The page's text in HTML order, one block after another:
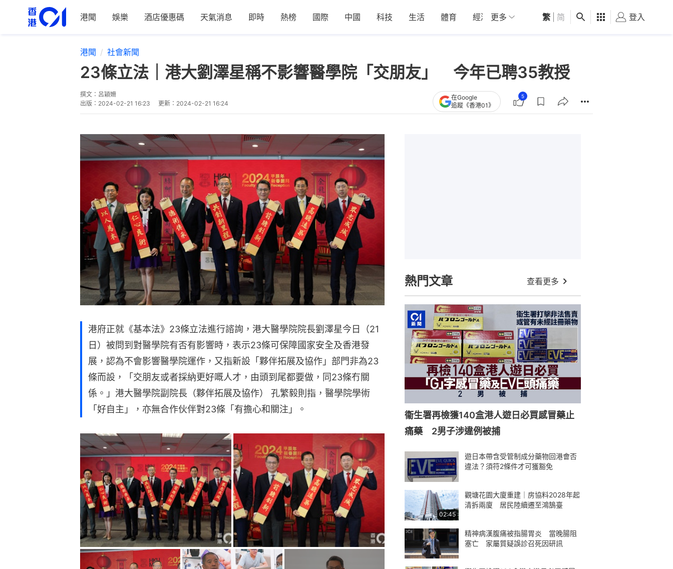
港聞 娛樂 酒店優惠碼 天氣消息 即時 熱榜 國際 中國 科技 生活 體育 經濟 01深圳 觀點 健康 好食玩飛
更多 繁 简 登入
港聞 社會新聞
23條立法｜港大劉澤星稱不影響醫學院「交朋友」 今年已聘35教授
撰文： 呂穎姍
出版： 2024-02-21 16:23 更新： 2024-02-21 16:24
在Google
追蹤《香港01》
5
港府正就《基本法》23條立法進行諮詢，港大醫學院院長劉澤星今日（21
日）被問到對醫學院有否有影響時，表示23條可保障國家安全及香港發
展，認為不會影響醫學院運作，又指新設「夥伴拓展及協作」部門非為23
條而設，「交朋友或者採納更好嘅人才，由頭到尾都要做，同23條冇關
係。」港大醫學院副院長（夥伴拓展及協作） 孔繁毅則指，醫學院學術
「好自主」，亦無合作伙伴對23條「有擔心和關注」。
熱門文章 查看更多
衞生署再檢獲140盒港人遊日必買感冒藥止
痛藥 2男子涉違例被捕
遊日本帶含受管制成分藥物回港會否
違法？須符2條件才可獲豁免
02:45
觀塘花園大廈重建｜房協料2028年起
清拆兩廈 居民陸續遷至鴻鵠臺
精神病漢腹痛被指腸胃炎 當晚腸阻
塞亡 家屬質疑誤診召死因研訊